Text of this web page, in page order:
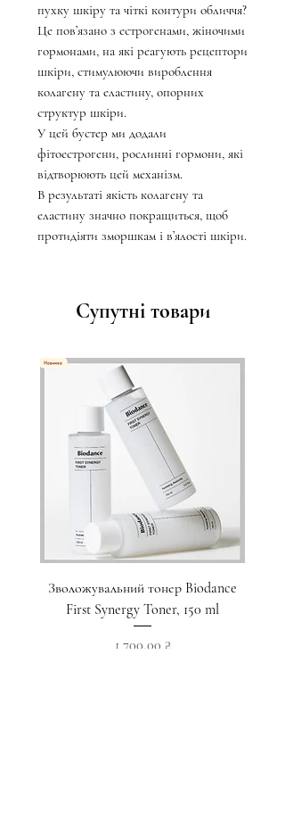
пухку шкіру та чіткі контури обличчя?
Це пов’язано з естрогенами, жіночими
гормонами, на які реагують рецептори
шкіри, стимулюючи вироблення
колагену та еластину, опорних
структур шкіри.
У цей бустер ми додали
фітоестрогени, рослинні гормони, які
відтворюють цей механізм.
В результаті якість колагену та
еластину значно покращиться, щоб
протидіяти зморшкам і в’ялості шкіри.
Супутні товари
Зволожувальний тонер Biodance
First Synergy Toner, 150 ml
Ціна
1 700,00 ₴